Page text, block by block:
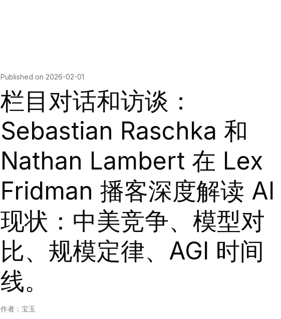
Published on 2026-02-01
栏目对话和访谈：
Sebastian Raschka 和
Nathan Lambert 在 Lex
Fridman 播客深度解读 AI
现状：中美竞争、模型对
比、规模定律、AGI 时间
线。
作者： 宝玉